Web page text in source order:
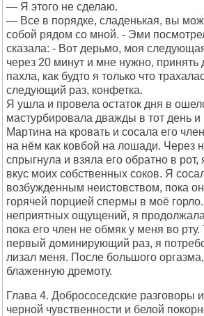
— Я этого не сделаю.
— Все в порядке, сладенькая, вы
собой рядом со мной. - Эми
сказала: - Вот дерьмо, моя
через 20 минут и мне нужно,
пахла, как будто я только что
следующий раз, конфетка.
Я ушла и провела остаток дня в
мастурбировала дважды в тот день и
Мартина на кровать и сосала его
на нём как ковбой на лошади. Через
спрыгнула и взяла его обратно в
вкус моих собственных соков. Я
возбужденным неистовством, пока
горячей порцией спермы в моё
неприятных ощущений, я продолжала
пока его член не обмяк у меня во рту.
первый доминирующий раз, я
лизал меня. После большого
блаженную дремоту.
Глава 4. Добрососедские разговоры
черной чувственности и белой